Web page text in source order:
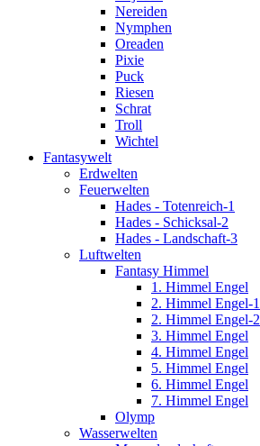
Nereiden
Nymphen
Oreaden
Pixie
Puck
Riesen
Schrat
Troll
Wichtel
Fantasywelt
Erdwelten
Feuerwelten
Hades - Totenreich-1
Hades - Schicksal-2
Hades - Landschaft-3
Luftwelten
Fantasy Himmel
1. Himmel Engel
2. Himmel Engel-1
2. Himmel Engel-2
3. Himmel Engel
4. Himmel Engel
5. Himmel Engel
6. Himmel Engel
7. Himmel Engel
Olymp
Wasserwelten